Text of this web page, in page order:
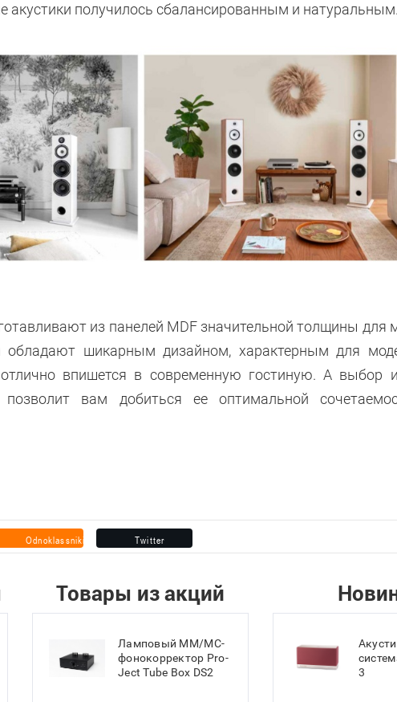
акустики получилось сбалансированным и натуральным.
из панелей MDF значительной толщины для
обладают шикарным дизайном, характерным для
отлично впишется в современную гостиную. А выбор
позволит вам добиться ее оптимальной
Товары из акций
Ламповый MM/MC-
фонокорректор Pro-
Ject Tube Box DS2
3